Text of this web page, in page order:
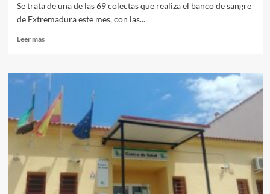
Se trata de una de las 69 colectas que realiza el banco de sangre
de Extremadura este mes, con las...
Leer másLeer
Orellana
la
segunda
colecta
de
que
comenzó
la